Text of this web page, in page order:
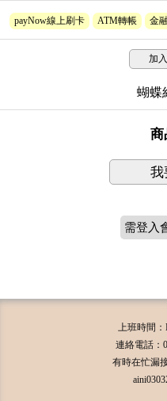
payNow線上刷卡 ATM轉帳 金
加
蝴蝶
商
我
需登入
上班時間：
連絡電話：
有時在忙漏